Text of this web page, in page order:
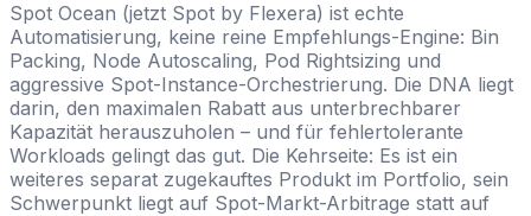
Spot Ocean (jetzt Spot by Flexera) ist echte
Automatisierung, keine reine Empfehlungs-Engine: Bin
Packing, Node Autoscaling, Pod Rightsizing und
aggressive Spot-Instance-Orchestrierung. Die DNA liegt
darin, den maximalen Rabatt aus unterbrechbarer
Kapazität herauszuholen – und für fehlertolerante
Workloads gelingt das gut. Die Kehrseite: Es ist ein
weiteres separat zugekauftes Produkt im Portfolio, sein
Schwerpunkt liegt auf Spot-Markt-Arbitrage statt auf